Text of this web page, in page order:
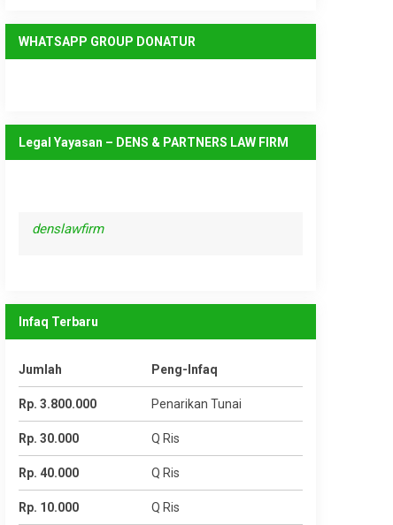
WHATSAPP GROUP DONATUR
Legal Yayasan – DENS & PARTNERS LAW FIRM
denslawfirm
Infaq Terbaru
Jumlah Peng-Infaq
Rp. 3.800.000 Penarikan Tunai
Rp. 30.000 Q Ris
Rp. 40.000 Q Ris
Rp. 10.000 Q Ris